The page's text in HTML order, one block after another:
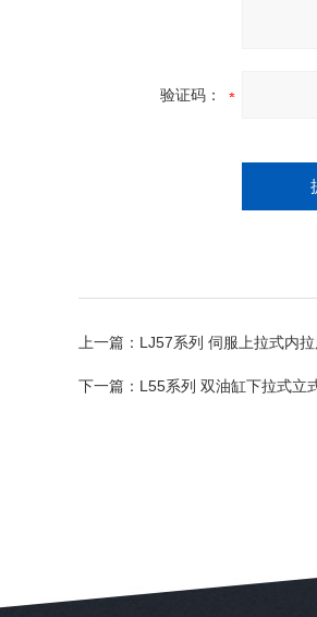
验证码：
上一篇： LJ57系列 伺服上拉式内
下一篇： L55系列 双油缸下拉式立